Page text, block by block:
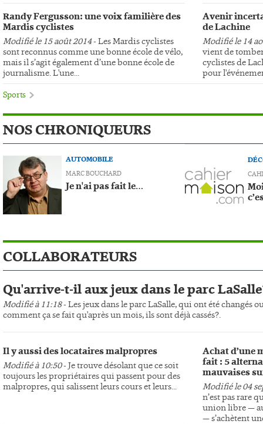
Randy Fergusson: une voix familière des
Mardis cyclistes
Modifié le 15 août 2014- Les Mardis cyclistes
sont reconnus comme une bonne école de vélo,
mais il s’agit également d’une bonne école de
journalisme. L'une...
Avenir
de Lachine
Modifié le 14
vient de
cyclistes de
pour
Sports
NOS CHRONIQUEURS
AUTOMOBILE
MARC BOUCHARD
Je n'ai pas fait le…
COLLABORATEURS
Qu'arrive-t-il aux jeux dans le parc
Modifié à 11:18- Les jeux dans le parc LaSalle, qui ont été changés
comment ça se fait qu'après un mois, ils sont déjà cassés?.
Il y aussi des locataires malpropres
Modifié à 10:50- Je trouve désolant que ce soit
toujours les propriétaires qui passent pour des
malpropres, qui salissent leurs cours et leurs...
Achat d’une
fait : 5
mauvaises
Modifié le 04
n’est pas rare
union libre —
— s’achètent